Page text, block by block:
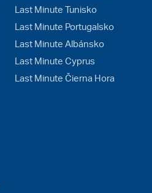
Last Minute Tunisko
Last Minute Portugalsko
Last Minute Albánsko
Last Minute Cyprus
Last Minute Čierna Hora